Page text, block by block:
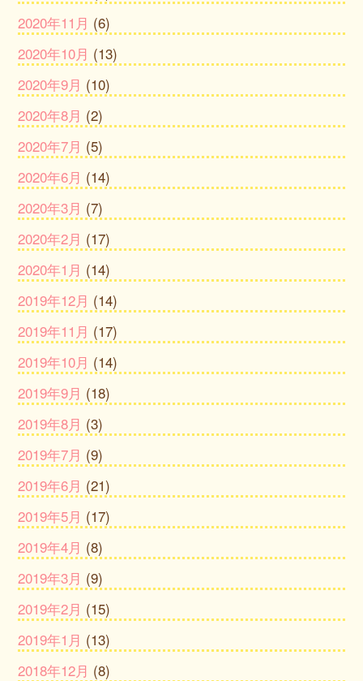
2020年11月 (6)
2020年10月 (13)
2020年9月 (10)
2020年8月 (2)
2020年7月 (5)
2020年6月 (14)
2020年3月 (7)
2020年2月 (17)
2020年1月 (14)
2019年12月 (14)
2019年11月 (17)
2019年10月 (14)
2019年9月 (18)
2019年8月 (3)
2019年7月 (9)
2019年6月 (21)
2019年5月 (17)
2019年4月 (8)
2019年3月 (9)
2019年2月 (15)
2019年1月 (13)
2018年12月 (8)